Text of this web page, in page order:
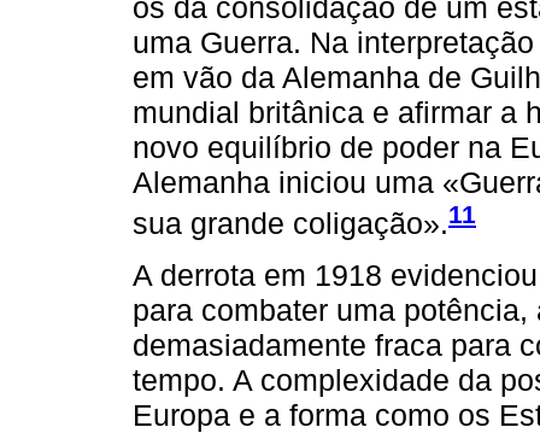
os da consolidação de um
uma Guerra. Na
em vão da Alemanha de
mundial britânica e afirmar a
novo equilíbrio de poder na
Alemanha iniciou uma
sua grande coligação».11
A derrota em 1918
para combater uma
demasiadamente fraca para
tempo. A complexidade da
Europa e a forma como os